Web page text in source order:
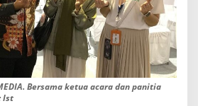
MEDIA. Bersama ketua acara dan panitia
Ist